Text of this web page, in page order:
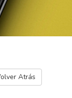
Atrás